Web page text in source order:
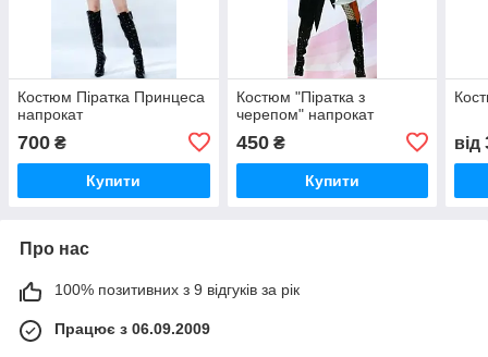
Костюм Піратка Принцеса
напрокат
700 ₴
Купити
Костюм "Піратка з
черепом" напрокат
450₴
Купити
від
Про нас
100% позитивних з 9 відгуків за рік
Працює з 06.09.2009